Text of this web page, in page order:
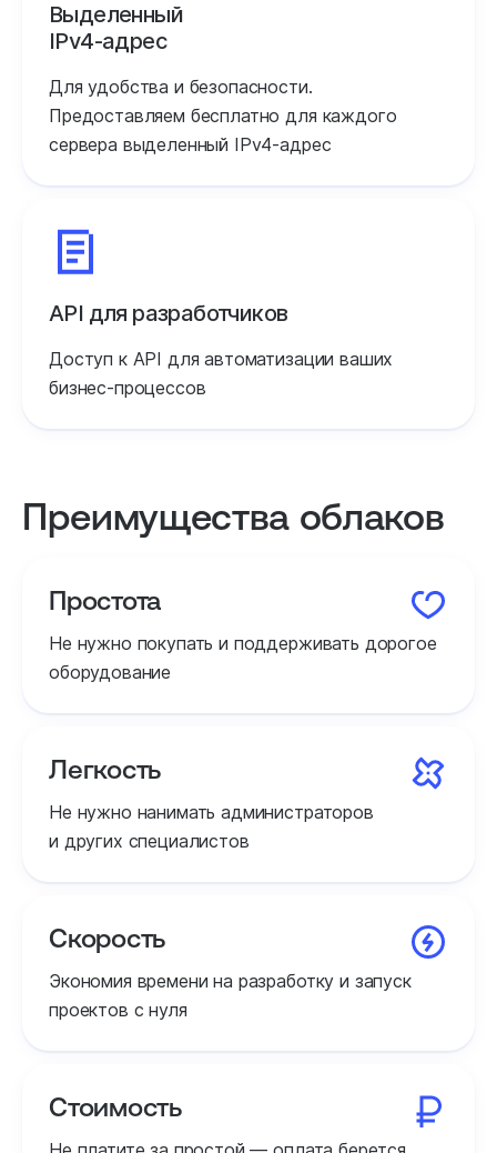
Выделенный
IPv4‑адрес
Для удобства и безопасности.
Предоставляем бесплатно для каждого
сервера выделенный IPv4‑адрес
API для разработчиков
Доступ к API для автоматизации ваших
бизнес‑процессов
Преимущества облаков
Простота
Не нужно покупать и поддерживать дорогое
оборудование
Легкость
Не нужно нанимать администраторов
и других специалистов
Скорость
Экономия времени на разработку и запуск
проектов с нуля
Стоимость